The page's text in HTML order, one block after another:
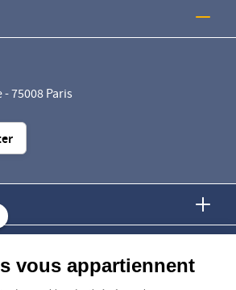
vous appartiennent
75008 Paris